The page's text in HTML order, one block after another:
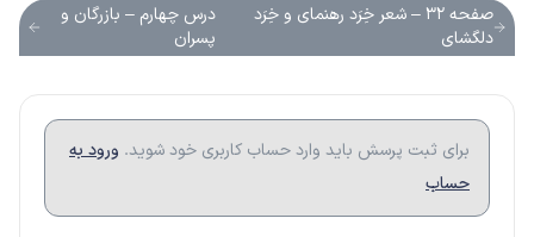
صفحه ۳۲ – شعر خِرَد رهنمای و خِرَد
دلگشای
درس چهارم – بازرگان و
پسران
برای ثبت پرسش باید وارد حساب کاربری خود شوید. ورود به
حساب